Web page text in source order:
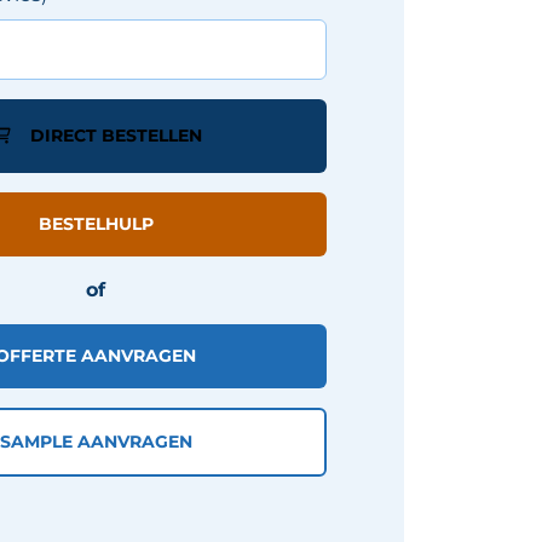
DIRECT BESTELLEN
BESTELHULP
of
AANVRAGEN
SAMPLE AANVRAGEN